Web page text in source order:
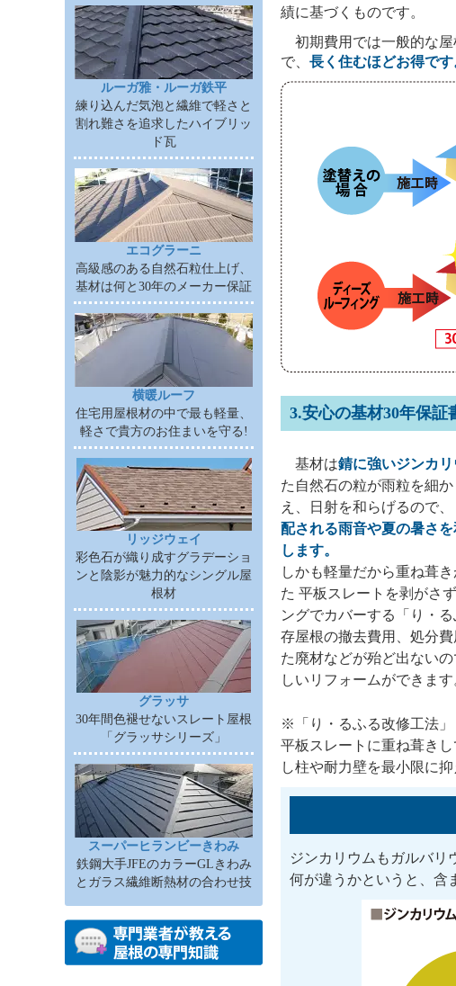
ルーガ雅・ルーガ鉄平
練り込んだ気泡と繊維で軽さと
割れ難さを追求したハイブリッ
ド瓦
エコグラーニ
高級感のある自然石粒仕上げ、
基材は何と30年のメーカー保証
横暖ルーフ
住宅用屋根材の中で最も軽量、
軽さで貴方のお住まいを守る!
リッジウェイ
彩色石が織り成すグラデーショ
ンと陰影が魅力的なシングル屋
根材
グラッサ
30年間色褪せないスレート屋根
「グラッサシリーズ」
スーパーヒランビーきわみ
鉄鋼大手JFEのカラーGLきわみ
とガラス繊維断熱材の合わせ技
績に基づくものです。
初期費用では一般的な屋
で、 長く住むほどお得です
3.安心の基材30年保証
基材は錆に強いジンカリ
た自然石の粒が雨粒を細
え、日射を和らげるので、
配される雨音や夏の暑さ
します。
しかも軽量だから重ね葺
た 平板スレートを剥がさ
ングでカバーする「り・
存屋根の撤去費用、処分
た廃材などが殆ど出ない
しいリフォームができます
※「り・るふる改修工法」
平板スレートに重ね葺き
し柱や耐力壁を最小限に
ジンカリウムもガルバリ
何が違うかというと、含